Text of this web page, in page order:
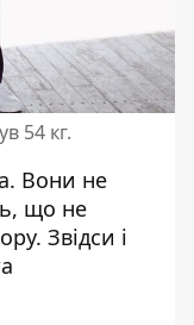
54 кг.
Вони не
що не
Звідси і